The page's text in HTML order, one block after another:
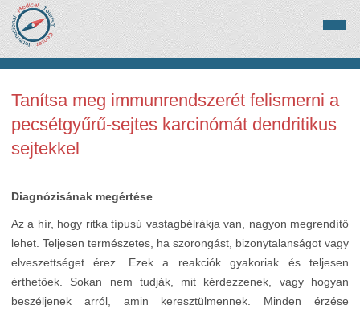
Tanítsa meg immunrendszerét felismerni a
pecsétgyűrű-sejtes karcinómát dendritikus
sejtekkel
Diagnózisának megértése
Az a hír, hogy ritka típusú vastagbélrákja van, nagyon megrendítő
lehet. Teljesen természetes, ha szorongást, bizonytalanságot vagy
elveszettséget érez. Ezek a reakciók gyakoriak és teljesen
érthetőek. Sokan nem tudják, mit kérdezzenek, vagy hogyan
beszéljenek arról, amin keresztülmennek. Minden érzése